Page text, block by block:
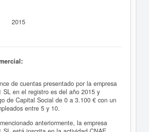
2015
de cuentas presentado por la empresa
SL en el registro es del año 2015 y
de Capital Social de 0 a 3.100 € con un
entre 5 y 10.
anteriormente, la empresa